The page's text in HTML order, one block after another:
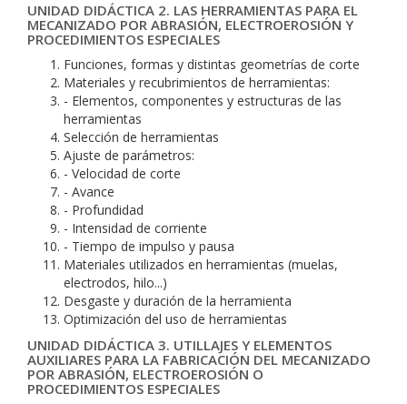
UNIDAD DIDÁCTICA 2. LAS HERRAMIENTAS PARA EL
MECANIZADO POR ABRASIÓN, ELECTROEROSIÓN Y
PROCEDIMIENTOS ESPECIALES
Funciones, formas y distintas geometrías de corte
Materiales y recubrimientos de herramientas:
- Elementos, componentes y estructuras de las
herramientas
Selección de herramientas
Ajuste de parámetros:
- Velocidad de corte
- Avance
- Profundidad
- Intensidad de corriente
- Tiempo de impulso y pausa
Materiales utilizados en herramientas (muelas,
electrodos, hilo...)
Desgaste y duración de la herramienta
Optimización del uso de herramientas
UNIDAD DIDÁCTICA 3. UTILLAJES Y ELEMENTOS
AUXILIARES PARA LA FABRICACIÓN DEL MECANIZADO
POR ABRASIÓN, ELECTROEROSIÓN O
PROCEDIMIENTOS ESPECIALES